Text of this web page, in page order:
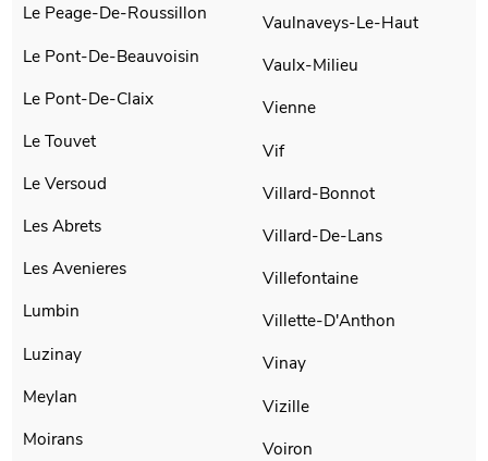
Le Peage-De-Roussillon
Le Pont-De-Beauvoisin
Le Pont-De-Claix
Le Touvet
Le Versoud
Les Abrets
Les Avenieres
Lumbin
Luzinay
Meylan
Moirans
Vaulnaveys-Le-Haut
Vaulx-Milieu
Vienne
Vif
Villard-Bonnot
Villard-De-Lans
Villefontaine
Villette-D'Anthon
Vinay
Vizille
Voiron